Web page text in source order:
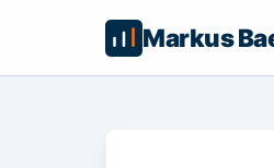
Markus